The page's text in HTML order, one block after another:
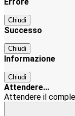
Errore
Chiudi
Successo
Chiudi
Informazione
Chiudi
Attendere...
Attendere il